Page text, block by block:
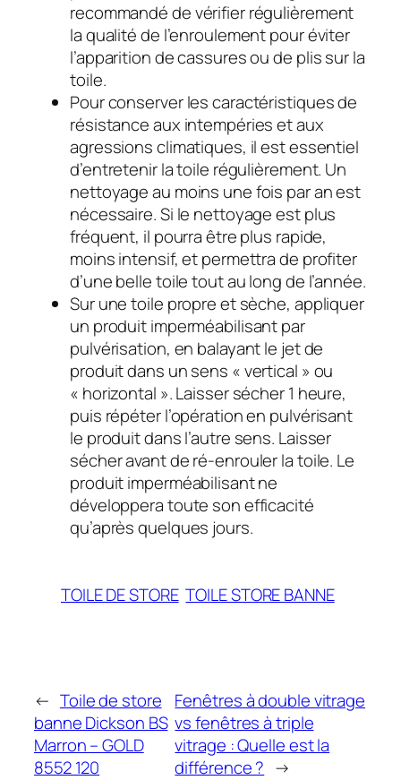
recommandé de vérifier régulièrement
la qualité de l’enroulement pour éviter
l’apparition de cassures ou de plis sur la
toile.
Pour conserver les caractéristiques de
résistance aux intempéries et aux
agressions climatiques, il est essentiel
d’entretenir la toile régulièrement. Un
nettoyage au moins une fois par an est
nécessaire. Si le nettoyage est plus
fréquent, il pourra être plus rapide,
moins intensif, et permettra de profiter
d’une belle toile tout au long de l’année.
Sur une toile propre et sèche, appliquer
un produit imperméabilisant par
pulvérisation, en balayant le jet de
produit dans un sens « vertical » ou
« horizontal ». Laisser sécher 1 heure,
puis répéter l’opération en pulvérisant
le produit dans l’autre sens. Laisser
sécher avant de ré-enrouler la toile. Le
produit imperméabilisant ne
développera toute son efficacité
qu’après quelques jours.
TOILE DE STORE TOILE STORE BANNE
← Toile de store
banne Dickson BS
Marron – GOLD
8552 120
Fenêtres à double vitrage
vs fenêtres à triple
vitrage : Quelle est la
différence ? →